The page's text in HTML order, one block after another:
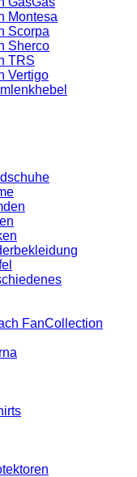
Montesa
Scorpa
Sherco
TRS
Vertigo
FanCollection